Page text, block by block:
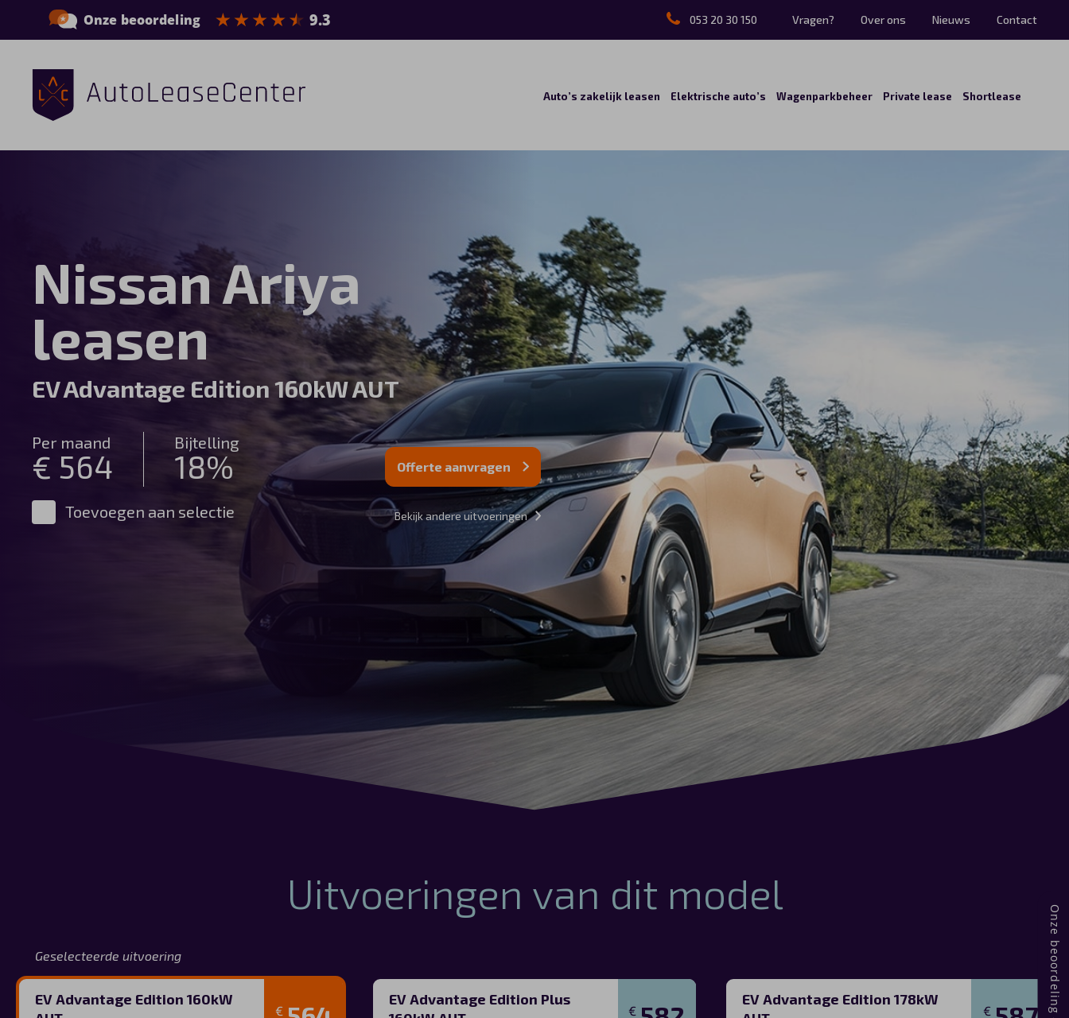
053 20 30 150 Vragen? Over ons Nieuws Contact
Auto’s zakelijk leasen Elektrische auto’s Wagenparkbeheer Private lease Shortlease
Nissan Ariya
leasen
EV Advantage Edition 160kW AUT
Per maand
€ 564
Bijtelling
18% Offerte aanvragen
Toevoegen aan selectie Bekijk andere uitvoeringen
Uitvoeringen van dit model
Geselecteerde uitvoering
EV Advantage Edition 160kW
€
EV Advantage Edition Plus
€
EV Advantage Edition 178kW
€
Private lease
Shortlease
Vragen?
Over ons